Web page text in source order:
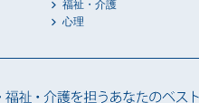
福祉・介護
心理